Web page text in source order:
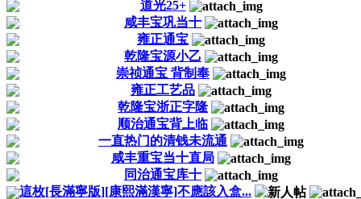
道光25+
咸丰宝巩当十
雍正通宝
乾隆宝源小乙
崇祯通宝 背制奉
雍正工艺品
乾隆宝浙正字隆
顺治通宝背上临
一直热门的清钱未流通
咸丰重宝当十直局
同治通宝库十
這枚[長滿寧版][康熙滿漢寧]不應該入盒...